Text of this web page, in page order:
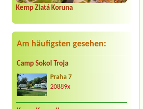
Kemp Zlatá Koruna
Am häufigsten gesehen:
Camp Sokol Troja
Praha 7
20889x